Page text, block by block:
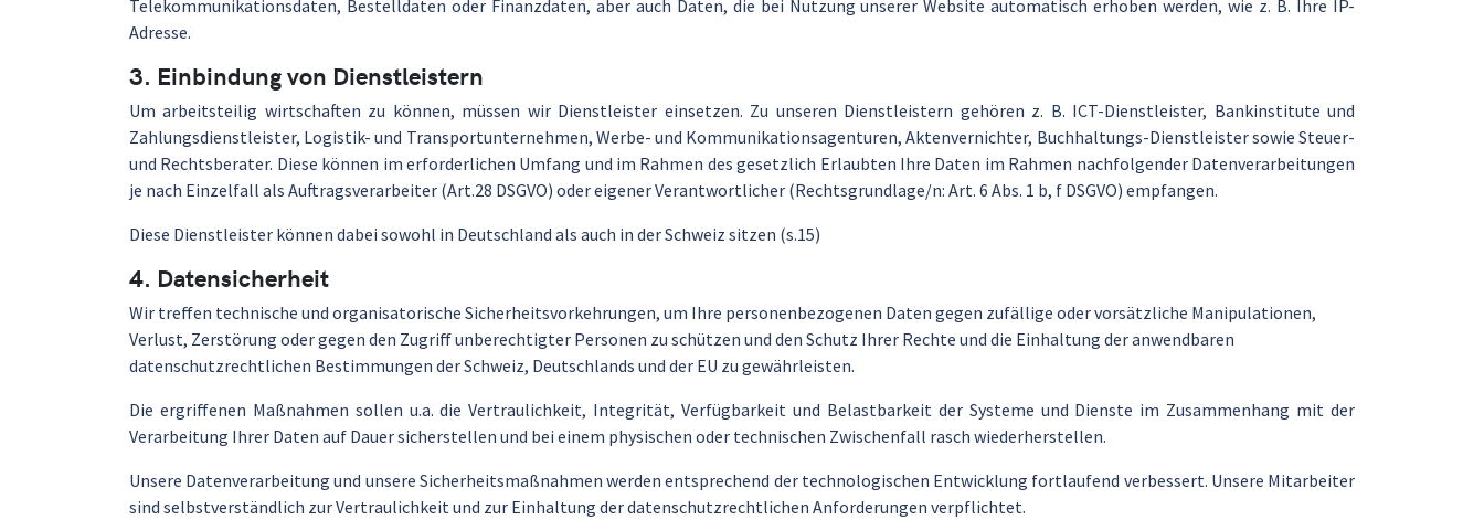
Telekommunikationsdaten, Bestelldaten oder Finanzdaten, aber auch Daten, die bei Nutzung unserer Website automatisch erhoben werden, wie z. B. Ihre IP-
Adresse.
3. Einbindung von Dienstleistern
Um arbeitsteilig wirtschaften zu können, müssen wir Dienstleister einsetzen. Zu unseren Dienstleistern gehören z. B. ICT-Dienstleister, Bankinstitute und
Zahlungsdienstleister, Logistik- und Transportunternehmen, Werbe- und Kommunikationsagenturen, Aktenvernichter, Buchhaltungs-Dienstleister sowie Steuer-
und Rechtsberater. Diese können im erforderlichen Umfang und im Rahmen des gesetzlich Erlaubten Ihre Daten im Rahmen nachfolgender Datenverarbeitungen
je nach Einzelfall als Auftragsverarbeiter (Art.28 DSGVO) oder eigener Verantwortlicher (Rechtsgrundlage/n: Art. 6 Abs. 1 b, f DSGVO) empfangen.
Diese Dienstleister können dabei sowohl in Deutschland als auch in der Schweiz sitzen (s.15)
4. Datensicherheit
Wir treffen technische und organisatorische Sicherheitsvorkehrungen, um Ihre personenbezogenen Daten gegen zufällige oder vorsätzliche Manipulationen,
Verlust, Zerstörung oder gegen den Zugriff unberechtigter Personen zu schützen und den Schutz Ihrer Rechte und die Einhaltung der anwendbaren
datenschutzrechtlichen Bestimmungen der Schweiz, Deutschlands und der EU zu gewährleisten.
Die ergriffenen Maßnahmen sollen u.a. die Vertraulichkeit, Integrität, Verfügbarkeit und Belastbarkeit der Systeme und Dienste im Zusammenhang mit der
Verarbeitung Ihrer Daten auf Dauer sicherstellen und bei einem physischen oder technischen Zwischenfall rasch wiederherstellen.
Unsere Datenverarbeitung und unsere Sicherheitsmaßnahmen werden entsprechend der technologischen Entwicklung fortlaufend verbessert. Unsere Mitarbeiter
sind selbstverständlich zur Vertraulichkeit und zur Einhaltung der datenschutzrechtlichen Anforderungen verpflichtet.